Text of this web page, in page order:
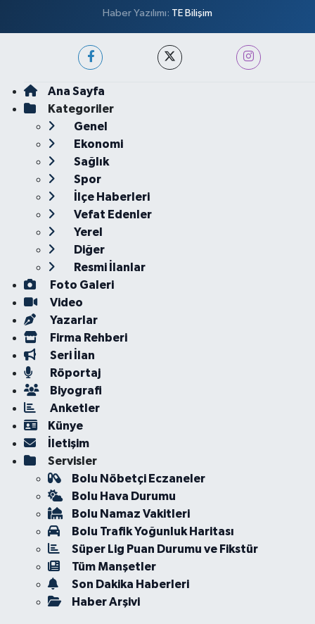
Haber Yazılımı: TE Bilişim
Ana Sayfa
Kategoriler
Genel
Ekonomi
Sağlık
Spor
İlçe Haberleri
Vefat Edenler
Yerel
Diğer
Resmi İlanlar
Foto Galeri
Video
Yazarlar
Firma Rehberi
Seri İlan
Röportaj
Biyografi
Anketler
Künye
İletişim
Servisler
Bolu Nöbetçi Eczaneler
Bolu Hava Durumu
Bolu Namaz Vakitleri
Bolu Trafik Yoğunluk Haritası
Süper Lig Puan Durumu ve Fikstür
Tüm Manşetler
Son Dakika Haberleri
Haber Arşivi